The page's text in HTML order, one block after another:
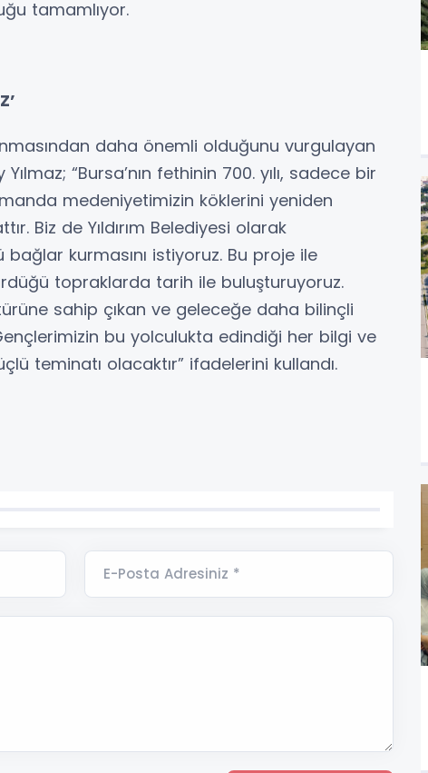
tamamlıyor.
daha önemli olduğunu vurgulayan
Yılmaz; “Bursa’nın fethinin 700. yılı, sadece bir
medeniyetimizin köklerini yeniden
Biz de Yıldırım Belediyesi olarak
kurmasını istiyoruz. Bu proje ile
topraklarda tarih ile buluşturuyoruz.
sahip çıkan ve geleceğe daha bilinçli
bu yolculukta edindiği her bilgi ve
teminatı olacaktır” ifadelerini kullandı.
E-Posta Adresiniz *